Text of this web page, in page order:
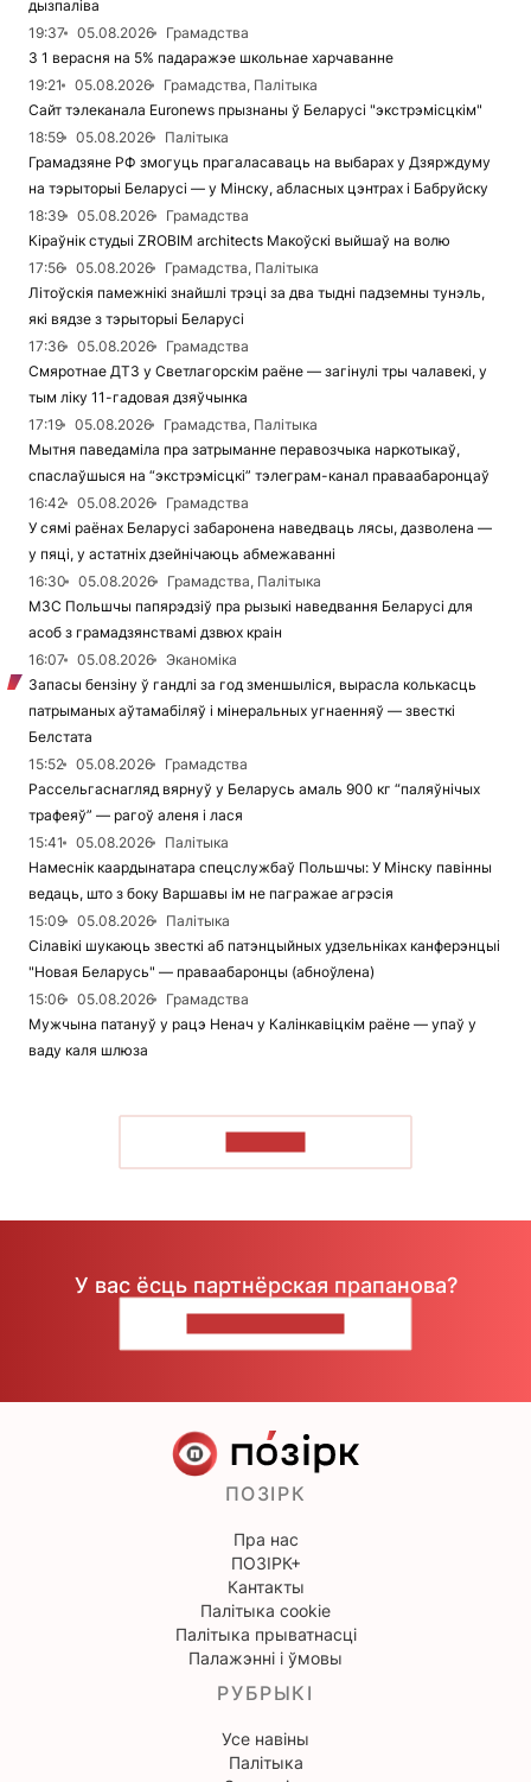
дызпаліва
19:37
05.08.2026
Грамадства
З 1 верасня на 5% падаражэе школьнае харчаванне
19:21
05.08.2026
Грамадства, Палітыка
Сайт тэлеканала Euronews прызнаны ў Беларусі "экстрэмісцкім"
18:59
05.08.2026
Палітыка
Грамадзяне РФ змогуць прагаласаваць на выбарах у Дзярждуму
на тэрыторыі Беларусі — у Мінску, абласных цэнтрах і Бабруйску
18:39
05.08.2026
Грамадства
Кіраўнік студыі ZROBIM architects Макоўскі выйшаў на волю
17:56
05.08.2026
Грамадства, Палітыка
Літоўскія памежнікі знайшлі трэці за два тыдні падземны тунэль,
які вядзе з тэрыторыі Беларусі
17:36
05.08.2026
Грамадства
Смяротнае ДТЗ у Светлагорскім раёне — загінулі тры чалавекі, у
тым ліку 11-гадовая дзяўчынка
17:19
05.08.2026
Грамадства, Палітыка
Мытня паведаміла пра затрыманне перавозчыка наркотыкаў,
спаслаўшыся на “экстрэмісцкі” тэлеграм-канал праваабаронцаў
16:42
05.08.2026
Грамадства
У сямі раёнах Беларусі забаронена наведваць лясы, дазволена —
у пяці, у астатніх дзейнічаюць абмежаванні
16:30
05.08.2026
Грамадства, Палітыка
МЗС Польшчы папярэдзіў пра рызыкі наведвання Беларусі для
асоб з грамадзянствамі дзвюх краін
16:07
05.08.2026
Эканоміка
Запасы бензіну ў гандлі за год зменшыліся, вырасла колькасць
патрыманых аўтамабіляў і мінеральных угнаенняў — звесткі
Белстата
15:52
05.08.2026
Грамадства
Рассельгаснагляд вярнуў у Беларусь амаль 900 кг “паляўнічых
трафеяў” — рагоў аленя і лася
15:41
05.08.2026
Палітыка
Намеснік каардынатара спецслужбаў Польшчы: У Мінску павінны
ведаць, што з боку Варшавы ім не пагражае агрэсія
15:09
05.08.2026
Палітыка
Сілавікі шукаюць звесткі аб патэнцыйных удзельніках канферэнцыі
"Новая Беларусь" — праваабаронцы (абноўлена)
15:06
05.08.2026
Грамадства
Мужчына патануў у рацэ Ненач у Калінкавіцкім раёне — упаў у
ваду каля шлюза
У вас ёсць партнёрская прапанова?
ПОЗІРК
Пра нас
ПОЗІРК+
Кантакты
Палітыка cookie
Палітыка прыватнасці
Палажэнні і ўмовы
РУБРЫКІ
Усе навіны
Палітыка